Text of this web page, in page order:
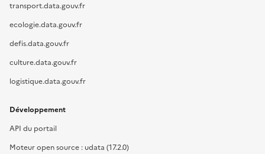
transport.data.gouv.fr
ecologie.data.gouv.fr
defis.data.gouv.fr
culture.data.gouv.fr
logistique.data.gouv.fr
Développement
API du portail
Moteur open source : udata (17.2.0)